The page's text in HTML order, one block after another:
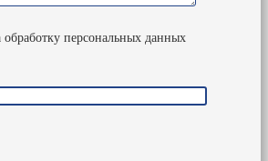
обработку персональных данных